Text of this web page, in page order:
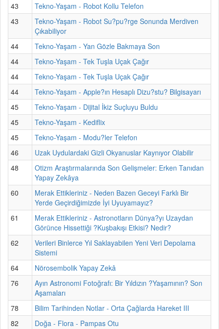
43
Tekno-Yaşam - Robot Kollu Telefon
43
Tekno-Yaşam - Robot Su?pu?rge Sonunda Merdiven
Çıkabiliyor
44
Tekno-Yaşam - Yan Gözle Bakmaya Son
44
Tekno-Yaşam - Tek Tuşla Uçak Çağır
44
Tekno-Yaşam - Tek Tuşla Uçak Çağır
44
Tekno-Yaşam - Apple?ın Hesaplı Dizu?stu? Bilgisayarı
45
Tekno-Yaşam - Dijital İkiz Suçluyu Buldu
45
Tekno-Yaşam - Kediflix
45
Tekno-Yaşam - Modu?ler Telefon
46
Uzak Uydulardaki Gizli Okyanuslar Kaynıyor Olabilir
48
Otizm Araştırmalarında Son Gelişmeler: Erken Tanıdan
Yapay Zekâya
60
Merak Ettikleriniz - Neden Bazen Geceyi Farklı Bir
Yerde Geçirdiğimizde İyi Uyuyamayız?
61
Merak Ettikleriniz - Astronotların Dünya?yı Uzaydan
Görünce Hissettiği ?Kuşbakışı Etkisi? Nedir?
62
Verileri Binlerce Yıl Saklayabilen Yeni Veri Depolama
Sistemi
64
Nörosembolik Yapay Zekâ
76
Ayın Astronomi Fotoğrafı: Bir Yıldızın ?Yaşamının? Son
Aşamaları
78
Bilim Tarihinden Notlar - Orta Çağlarda Hareket III
82
Doğa - Flora - Pampas Otu